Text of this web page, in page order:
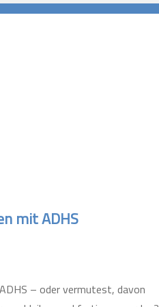
mit ADHS
– oder vermutest, davon